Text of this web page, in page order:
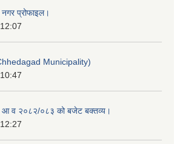
नगर प्रोफाइल।
Municipality)
आ व २०८२/०८३ को बजेट बक्तव्य।